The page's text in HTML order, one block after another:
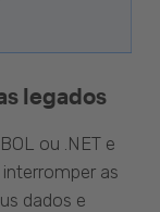
legados
ou .NET e
as
dados e